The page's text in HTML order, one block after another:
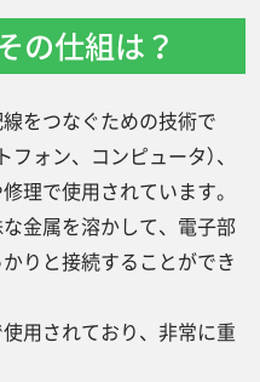
は？
る
の仕組は？
をつなぐための技術で
ォン、コンピュータ）、
理で使用されています。
金属を溶かして、電子部
りと接続することができ
用されており、非常に重